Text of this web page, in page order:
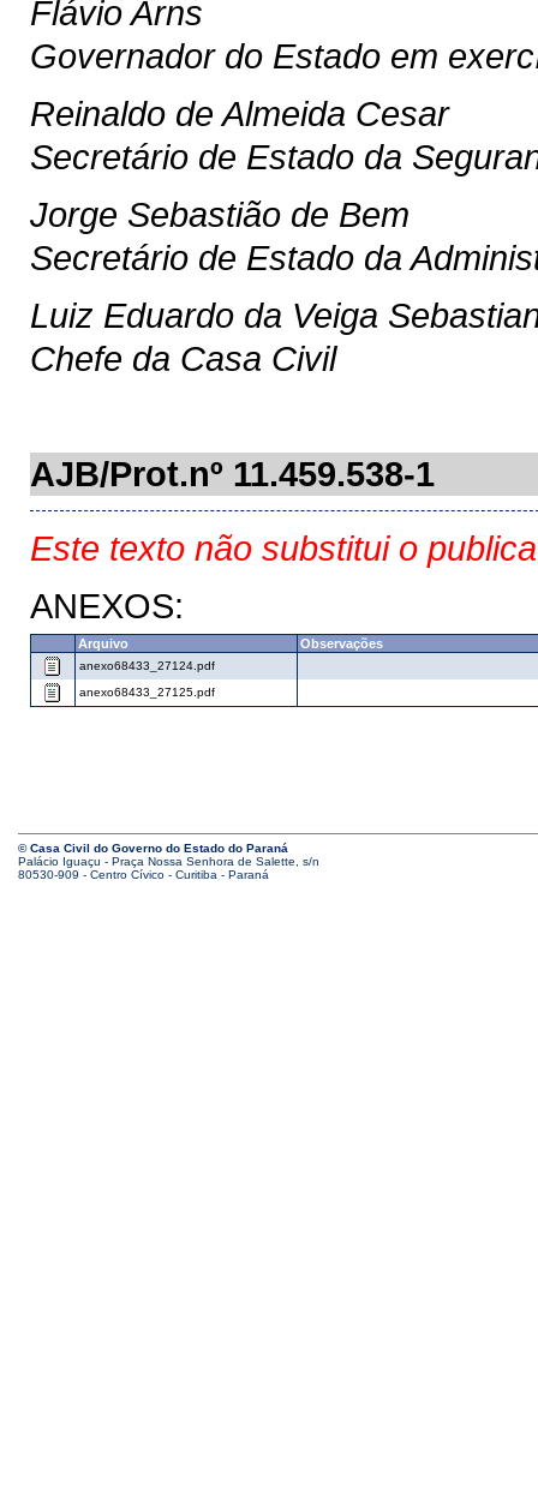
Flávio Arns
Governador do Estado em
Reinaldo de Almeida Cesar
Secretário de Estado da
Jorge Sebastião de Bem
Secretário de Estado da
Luiz Eduardo da Veiga
Chefe da Casa Civil
AJB/Prot.nº 11.459.538-1
Este texto não substitui o
ANEXOS:
Arquivo Observações
anexo68433_27124.pdf
anexo68433_27125.pdf
© Casa Civil do Governo do Estado do Paraná
Palácio Iguaçu - Praça Nossa Senhora de Salette, s/n
80530-909 - Centro Cívico - Curitiba - Paraná